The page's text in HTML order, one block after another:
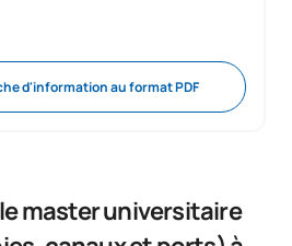
d'information au format PDF
master universitaire